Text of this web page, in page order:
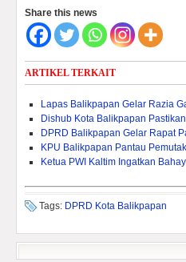
Share this news
ARTIKEL TERKAIT
Lapas Balikpapan Gelar Razia
Dishub Kota Balikpapan
DPRD Balikpapan Gelar Rapat
KPU Balikpapan Pantau
Ketua PWI Kaltim Ingatkan
Tags: DPRD Kota Balikpapan